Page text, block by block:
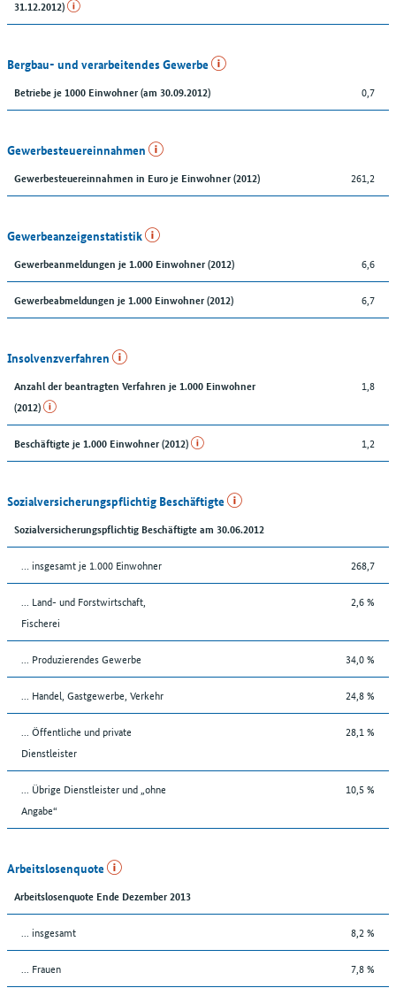
31.12.2012)
Bergbau- und verarbeitendes Gewerbe
Betriebe je 1000 Einwohner (am 30.09.2012) 0,7
Gewerbesteuereinnahmen
Gewerbesteuereinnahmen in Euro je Einwohner (2012) 261,2
Gewerbeanzeigenstatistik
Gewerbeanmeldungen je 1.000 Einwohner (2012) 6,6
Gewerbeabmeldungen je 1.000 Einwohner (2012) 6,7
Insolvenzverfahren
Anzahl der beantragten Verfahren je 1.000 Einwohner
(2012)
1,8
Beschäftigte je 1.000 Einwohner (2012) 1,2
Sozialversicherungspflichtig Beschäftigte
Sozialversicherungspflichtig Beschäftigte am 30.06.2012
… insgesamt je 1.000 Einwohner 268,7
... Land- und Forstwirtschaft,
Fischerei
2,6 %
... Produzierendes Gewerbe 34,0 %
... Handel, Gastgewerbe, Verkehr 24,8 %
... Öffentliche und private
Dienstleister
28,1 %
... Übrige Dienstleister und „ohne
Angabe“
10,5 %
Arbeitslosenquote
Arbeitslosenquote Ende Dezember 2013
... insgesamt 8,2 %
... Frauen 7,8 %